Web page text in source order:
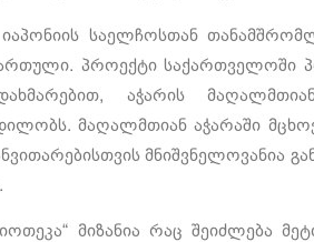
იაპონიის საელჩოსთან
პროექტი საქართველოში
დახმარებით, აჭარის
მაღალმთიან აჭარაში
მნიშვნელოვანია
მიზანია რაც შეიძლება